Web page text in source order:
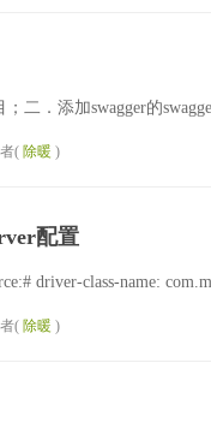
二．添加swagger的
( 除暖 )
配置
driver-class-name:
( 除暖 )